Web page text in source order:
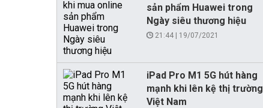
sản phẩm Huawei trong
Ngày siêu thương hiệu
21:44 | 19/07/2021
iPad Pro M1 5G hút hàng
mạnh khi lên kệ thị trường
Việt Nam